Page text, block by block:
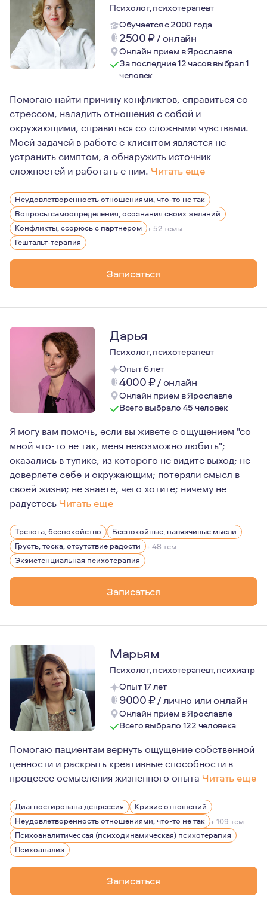
Психолог, психотерапевт
Обучается с 2000 года
2500₽/ онлайн
Онлайн прием в Ярославле
За последние 12 часов выбрал 1
человек
Помогаю найти причину конфликтов, справиться со
стрессом, наладить отношения с собой и
окружающими, справиться со сложными чувствами.
Моей задачей в работе с клиентом является не
устранить симптом, а обнаружить источник
сложностей и работать с ним. Читать еще
Профессия психолог мой осознанный выбор. Много
В настоящее время я продолжаю проходить личную
Неудовлетворенность отношениями, что-то не так
Вопросы самоопределения, осознания своих желаний
Конфликты, ссорюсь с партнером + 52 темы
Гештальт-терапия
Записаться
Дарья
Психолог, психотерапевт
Опыт 6 лет
4000₽/ онлайн
Онлайн прием в Ярославле
Всего выбрало 45 человек
Я могу вам помочь, если вы живете с ощущением "со
мной что-то не так, меня невозможно любить";
оказались в тупике, из которого не видите выход; не
доверяете себе и окружающим; потеряли смысл в
своей жизни; не знаете, чего хотите; ничему не
радуетесь Читать еще
Актриса плейбек-театра. Замужем, две дочери
Тревога, беспокойство
Беспокойные, навязчивые мысли
Грусть, тоска, отсутствие радости + 48 тем
Экзистенциальная психотерапия
Записаться
Марьям
Психолог, психотерапевт, психиатр
Опыт 17 лет
9000₽/лично или онлайн
Онлайн прием в Ярославле
Всего выбрало 122 человека
Помогаю пациентам вернуть ощущение собственной
ценности и раскрыть креативные способности в
процессе осмысления жизненного опыта Читать еще
С благодарностью вспоминаю пациентов , которые
Предлагая детям рисовать, я разговаривала с их
Было трогательно наблюдать как восстанавливаются
Отличным результатом психотерапии можно считать
Иметь цели ,желания и энтузиазм на их реализацию
В ситуациях стресса обращаться за помощью , и /или
Диагностирована депрессия
Кризис отношений
Неудовлетворенность отношениями, что-то не так + 109 тем
Психоаналитическая (психодинамическая) психотерапия
Психоанализ
Записаться